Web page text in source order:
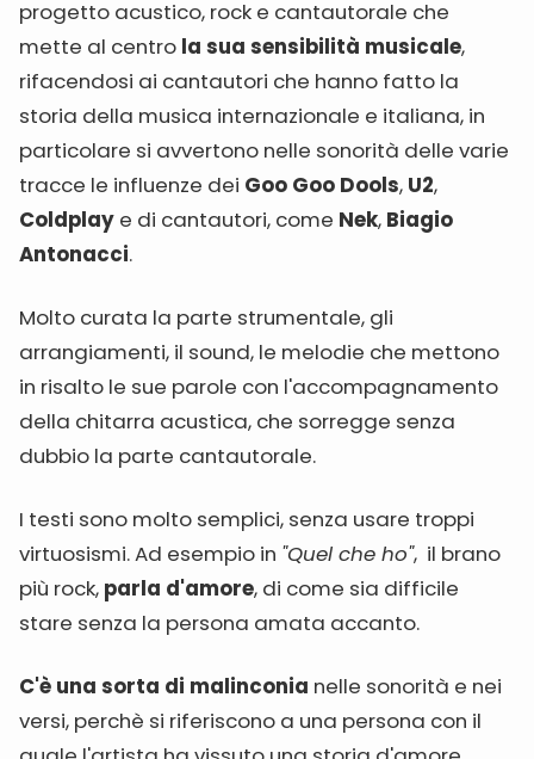
progetto acustico, rock e cantautorale che
mette al centro la sua sensibilità musicale,
rifacendosi ai cantautori che hanno fatto la
storia della musica internazionale e italiana, in
particolare si avvertono nelle sonorità delle varie
tracce le influenze dei Goo Goo Dools, U2,
Coldplay e di cantautori, come Nek, Biagio
Antonacci.
Molto curata la parte strumentale, gli
arrangiamenti, il sound, le melodie che mettono
in risalto le sue parole con l'accompagnamento
della chitarra acustica, che sorregge senza
dubbio la parte cantautorale.
I testi sono molto semplici, senza usare troppi
virtuosismi. Ad esempio in "Quel che ho", il brano
più rock, parla d'amore, di come sia difficile
stare senza la persona amata accanto.
C'è una sorta di malinconia nelle sonorità e nei
versi, perchè si riferiscono a una persona con il